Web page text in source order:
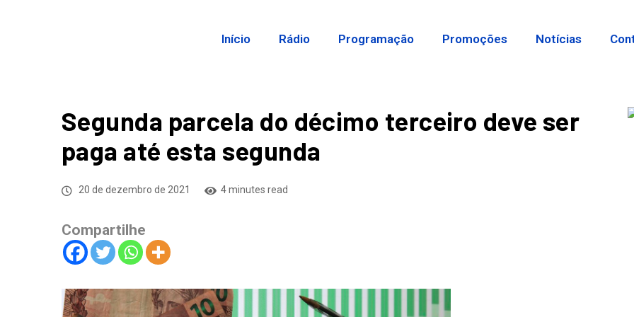
Início Rádio Programação Promoções Notícias
Segunda parcela do décimo terceiro deve ser
paga até esta segunda
20 de dezembro de 2021 4 minutes read
Compartilhe